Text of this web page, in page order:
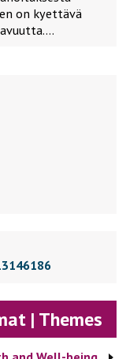
on kyettävä
| Themes